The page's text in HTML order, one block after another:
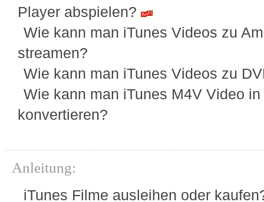
Player abspielen?
Wie kann man iTunes Videos zu
streamen?
Wie kann man iTunes Videos zu
Wie kann man iTunes M4V Video in
konvertieren?
Anleitung:
iTunes Filme ausleihen oder